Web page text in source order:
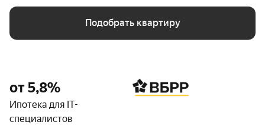
Подобрать квартиру
от 5,8%
Ипотека для IT-
специалистов